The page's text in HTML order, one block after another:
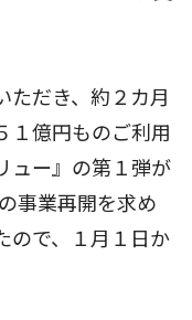
だき、約２カ月
１億円ものご利用
ュー』の第１弾が
事業再開を求め
ので、１月１日か